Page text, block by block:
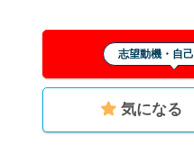
志望動機・自
気になる